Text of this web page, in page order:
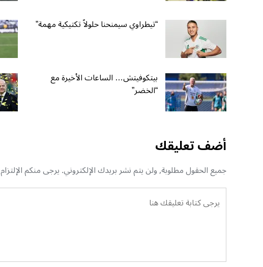
“تيطراوي سيمنحنا حلولاً تكتيكية مهمة”
بيتكوفيتش… الساعات الأخيرة مع
“الخضر”
أضف تعليقك
جميع الحقول مطلوبة, ولن يتم نشر بريدك الإلكتروني. يرجى منكم الإلتزام